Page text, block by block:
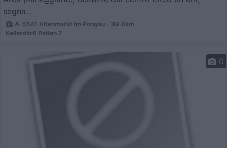
segna...
A-5541 Altenmarkt Im Pongau - 39.6km
Kellerdörfl Palfen 7
0